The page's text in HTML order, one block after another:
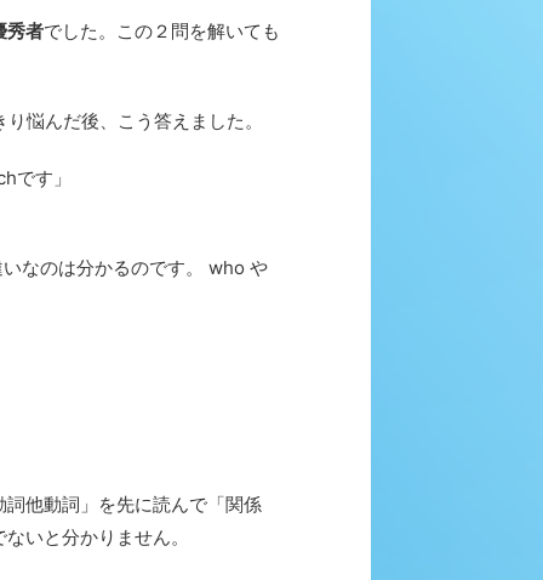
秀者でした。この２問を解いても
悩んだ後、こう答えました。
です」
なのは分かるのです。 who や
他動詞」を先に読んで「関係
いと分かりません。